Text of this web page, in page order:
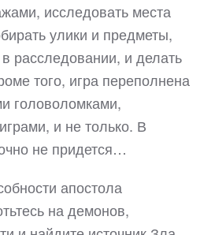
исследовать места
улики и предметы,
расследовании, и делать
того, игра переполнена
головоломками,
и не только. В
не придется…
апостола
на демонов,